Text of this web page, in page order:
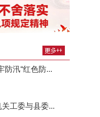
防汛“红色防...
工委与县委...